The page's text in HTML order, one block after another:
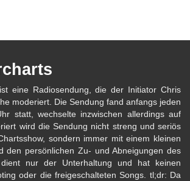
eine Radiosendung, die der Initiator Chris
moderiert. Die Sendung fand anfangs jeden
statt, wechselte inzwischen allerdings auf
wird die Sendung nicht streng und seriös
sondern immer mit einem kleinen
den persönlichen Zu- und Abneigungen des
dient nur der Unterhaltung und hat keinen
oder die freigeschalteten Songs. tl;dr: Da